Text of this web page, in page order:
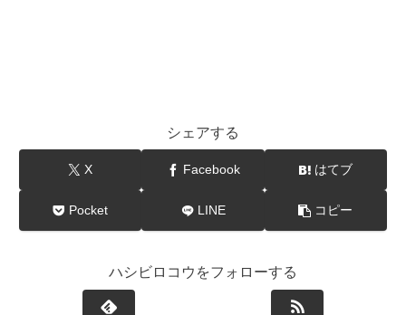
シェアする
X Facebook はてブ
Pocket LINE コピー
ハシビロコウをフォローする